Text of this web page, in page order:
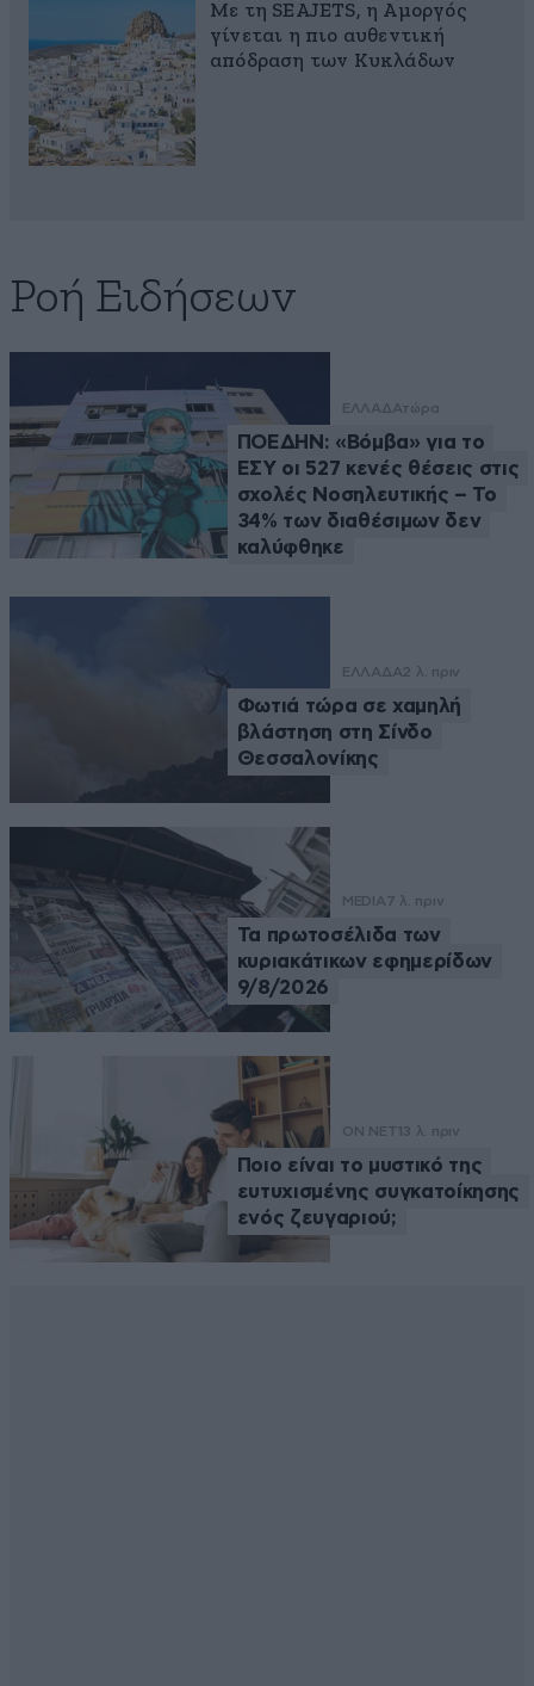
Με τη SEAJETS, η Αμοργός
γίνεται η πιο αυθεντική
απόδραση των Κυκλάδων
Ροή Ειδήσεων
ΕΛΛΑΔΑτώρα
ΠΟΕΔΗΝ: «Βόμβα» για το
ΕΣΥ οι 527 κενές θέσεις στις
σχολές Νοσηλευτικής – Το
34% των διαθέσιμων δεν
καλύφθηκε
ΕΛΛΑΔΑ2 λ. πριν
Φωτιά τώρα σε χαμηλή
βλάστηση στη Σίνδο
Θεσσαλονίκης
MEDIA7 λ. πριν
Τα πρωτοσέλιδα των
κυριακάτικων εφημερίδων
9/8/2026
ON NET 13 λ. πριν
Ποιο είναι το μυστικό της
ευτυχισμένης συγκατοίκησης
ενός ζευγαριού;